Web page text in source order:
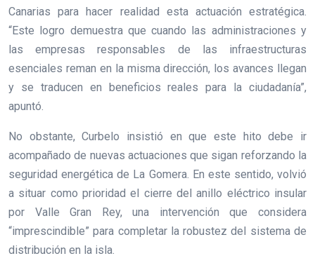
Canarias para hacer realidad esta actuación estratégica.
“Este logro demuestra que cuando las administraciones y
las empresas responsables de las infraestructuras
esenciales reman en la misma dirección, los avances llegan
y se traducen en beneficios reales para la ciudadanía”,
apuntó.
No obstante, Curbelo insistió en que este hito debe ir
acompañado de nuevas actuaciones que sigan reforzando la
seguridad energética de La Gomera. En este sentido, volvió
a situar como prioridad el cierre del anillo eléctrico insular
por Valle Gran Rey, una intervención que considera
“imprescindible” para completar la robustez del sistema de
distribución en la isla.